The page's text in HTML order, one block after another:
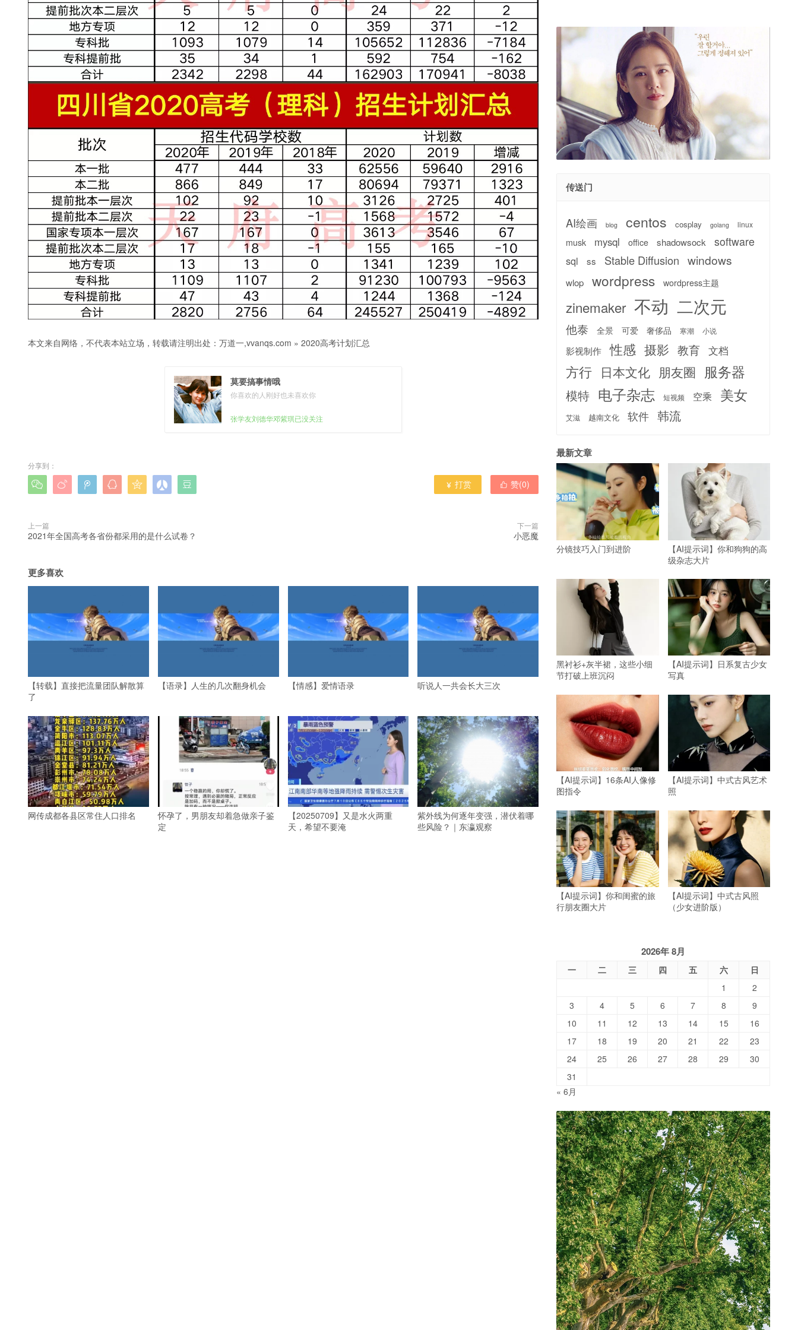
本文来自网络，不代表本站立场，转载请注明出处： 万道一,vvanqs.com » 2020高考计划汇总
莫要搞事情哦
你喜欢的人刚好也未喜欢你
张学友刘德华邓紫琪已没关注
分享到：
        赞(0)
 打赏
上一篇
2021年全国高考各省份都采用的是什么试卷？
下一篇
小恶魔
更多喜欢
【转载】直接把流量团队解散算
了
【语录】人生的几次翻身机会 【情感】爱情语录 听说人一共会长大三次
网传成都各县区常住人口排名
怀孕了，男朋友却着急做亲子鉴
定
【20250709】又是水火两重
天，希望不要淹
紫外线为何逐年变强，潜伏着哪
些风险？｜东瀛观察
传送门
AI绘画 blog centos cosplay golang linux
musk mysql office shadowsock software
sql ss Stable Diffusion windows
wlop wordpress wordpress主题
zinemaker 不动 二次元
他泰 全景 可爱 奢侈品 寒潮 小说
影视制作 性感 摄影 教育 文档
方行 日本文化 朋友圈 服务器
模特 电子杂志 短视频 空乘 美女
艾滋 越南文化 软件 韩流
最新文章
分镜技巧入门到进阶
【AI提示词】你和狗狗的高
级杂志大片
黑衬衫+灰半裙，这些小细
节打破上班沉闷
【AI提示词】日系复古少女
写真
【AI提示词】16条AI人像修
图指令
【AI提示词】中式古风艺术
照
【AI提示词】你和闺蜜的旅
行朋友圈大片
【AI提示词】中式古风照
（少女进阶版）
2026年 8月
一 二 三 四 五 六
日
1
2
3
4 5 6 7 8
9
10
11 12 13 14 15
16
17
18 19 20 21 22
23
24
25 26 27 28 29
30
31
« 6月